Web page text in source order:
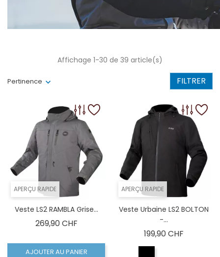
Pertinence FILTRER
Affichage 1-30 de 39 article(s)
APERÇU RAPIDE
Veste LS2 RAMBLA Grise...
269,90 CHFPrix
AJOUTER AU PANIER
APERÇU RAPIDE
Veste Urbaine LS2 BOLTON
-...
199,90 CHF